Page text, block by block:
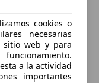
cookies o
necesarias
sitio web y para
a la actividad
importantes